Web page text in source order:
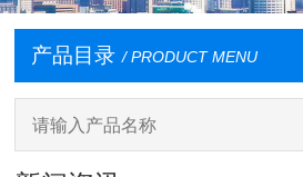
产品目录 / PRODUCT MENU